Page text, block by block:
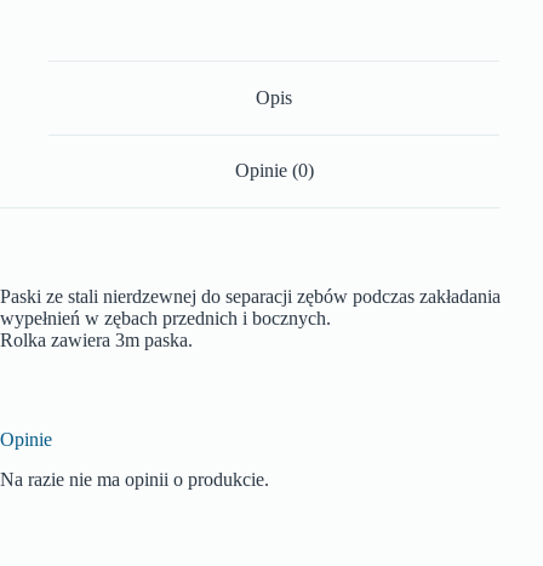
Opis
Opinie (0)
Paski ze stali nierdzewnej do separacji zębów podczas zakładania
wypełnień w zębach przednich i bocznych.
Rolka zawiera 3m paska.
Opinie
Na razie nie ma opinii o produkcie.